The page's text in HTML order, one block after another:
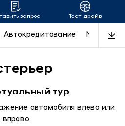
запрос Тест-драйв
Автокредитование N-Line
тур
автомобиля влево или
вправо